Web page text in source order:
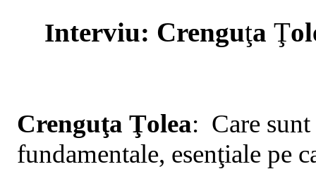
Interviu: Crenguţa Ţ
Crenguţa Ţolea: Care
fundamentale, esenţiale pe